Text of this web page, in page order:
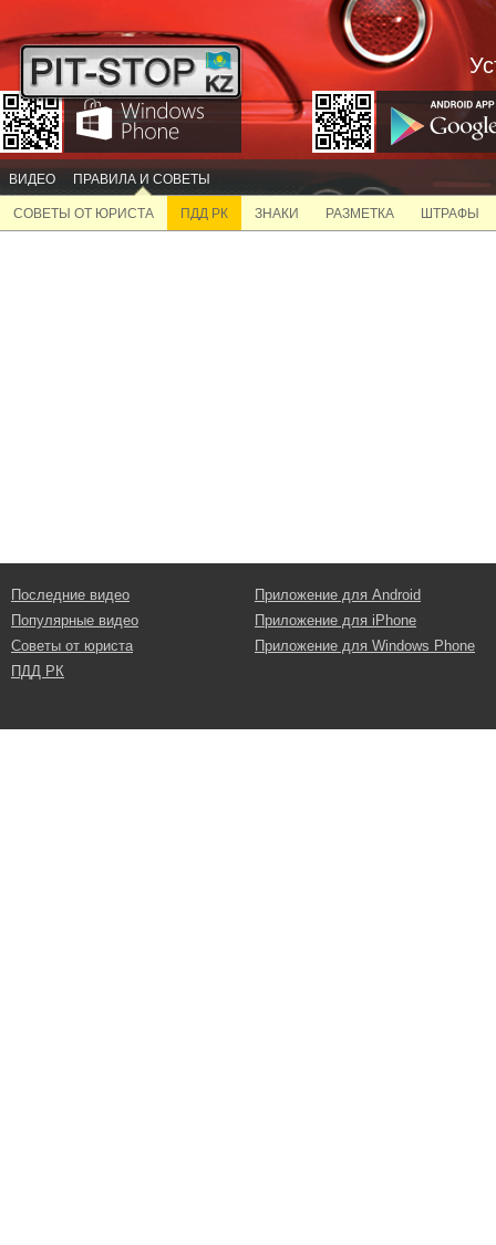
ВИДЕО ПРАВИЛА И СОВЕТЫ
СОВЕТЫ ОТ ЮРИСТА ПДД РК ЗНАКИ РАЗМЕТКА ШТРАФЫ
Последние видео
Популярные видео
Советы от юриста
ПДД РК
Приложение для Android
Приложение для iPhone
Приложение для Windows Phone